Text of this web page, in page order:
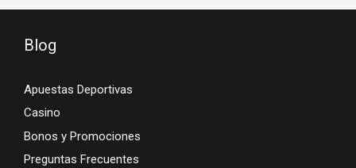
Blog
Apuestas Deportivas
Casino
Bonos y Promociones
Preguntas Frecuentes